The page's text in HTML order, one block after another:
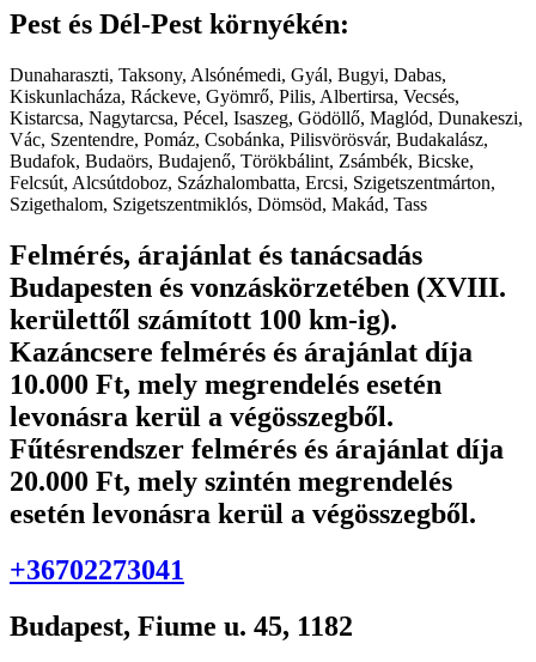
Pest és Dél-Pest környékén:
Dunaharaszti, Taksony, Alsónémedi, Gyál, Bugyi, Dabas,
Kiskunlacháza, Ráckeve, Gyömrő, Pilis, Albertirsa, Vecsés,
Kistarcsa, Nagytarcsa, Pécel, Isaszeg, Gödöllő, Maglód, Dunakeszi,
Vác, Szentendre, Pomáz, Csobánka, Pilisvörösvár, Budakalász,
Budafok, Budaörs, Budajenő, Törökbálint, Zsámbék, Bicske,
Felcsút, Alcsútdoboz, Százhalombatta, Ercsi, Szigetszentmárton,
Szigethalom, Szigetszentmiklós, Dömsöd, Makád, Tass
Felmérés, árajánlat és tanácsadás
Budapesten és vonzáskörzetében (XVIII.
kerülettől számított 100 km-ig).
Kazáncsere felmérés és árajánlat díja
10.000 Ft, mely megrendelés esetén
levonásra kerül a végösszegből.
Fűtésrendszer felmérés és árajánlat díja
20.000 Ft, mely szintén megrendelés
esetén levonásra kerül a végösszegből.
+36702273041
Budapest, Fiume u. 45, 1182